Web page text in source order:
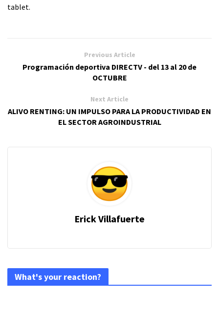
tablet.
Previous Article
Programación deportiva DIRECTV - del 13 al 20 de
OCTUBRE
Next Article
ALIVO RENTING: UN IMPULSO PARA LA PRODUCTIVIDAD EN
EL SECTOR AGROINDUSTRIAL
Erick Villafuerte
What's your reaction?